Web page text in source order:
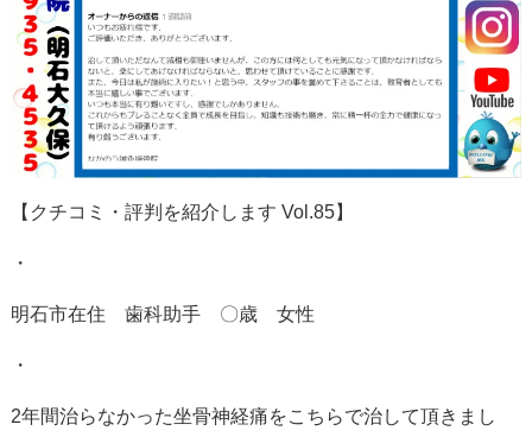
【クチコミ・評判を紹介します Vol.85】
・
明石市在住 歯科助手 〇歳 女性
・
2年間治らなかった坐骨神経痛をこちらで治して頂きまし